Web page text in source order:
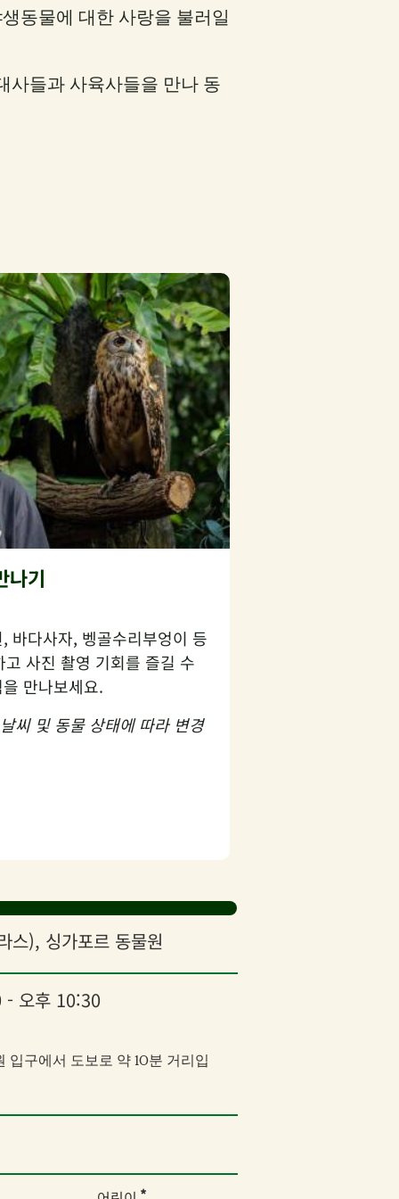
동물에 대한 사랑을 불러일
사들과 사육사들을 만나 동
나기
바다사자, 벵골수리부엉이 등
사진 촬영 기회를 즐길 수
만나보세요.
씨 및 동물 상태에 따라 변경
스), 싱가포르 동물원
- 오후 10:30
입구에서 도보로 약 10분 거리입